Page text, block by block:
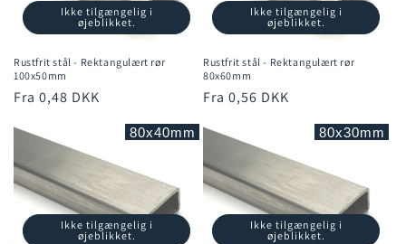
Ikke tilgængelig i
øjeblikket.
Rustfrit stål - Rektangulært rør
100x50mm
Normalpris
Fra 0,48 DKK
Ikke tilgængelig i
øjeblikket.
Rustfrit stål - Rektangulært rør
80x60mm
Normalpris
Fra 0,56 DKK
Ikke tilgængelig i
øjeblikket.
80x40mm
Ikke tilgængelig i
øjeblikket.
80x30mm